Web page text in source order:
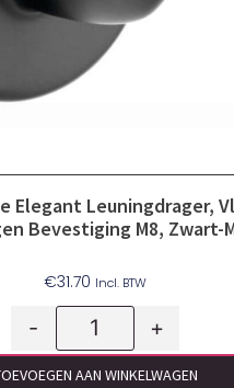
Elegant Leuningdrager,
Bevestiging M8, Zwart-
€31.70 Incl. BTW
- +
AAN WINKELWAGEN